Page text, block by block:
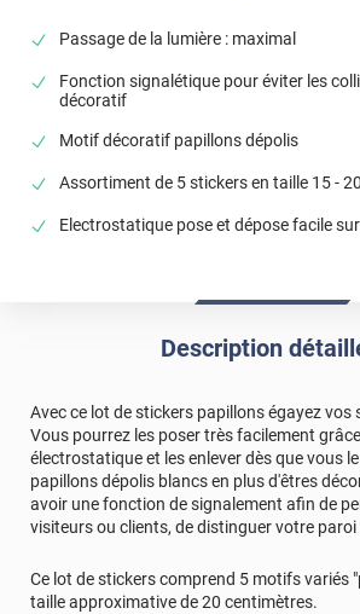
Passage de la lumière : maximal
Fonction signalétique pour éviter les
décoratif
Motif décoratif papillons dépolis
Assortiment de 5 stickers en taille 15 -
Electrostatique pose et dépose facile
Description
Avec ce lot de stickers papillons égayez vos
Vous pourrez les poser très facilement
électrostatique et les enlever dès que vous
papillons dépolis blancs en plus d'êtres
avoir une fonction de signalement afin de
visiteurs ou clients, de distinguer votre paroi
Ce lot de stickers comprend 5 motifs variés
taille approximative de 20 centimètres.